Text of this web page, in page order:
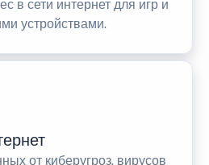
в сети интернет для игр и
устройствами.
от киберугроз, вирусов